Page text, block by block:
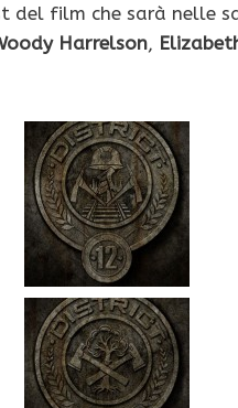
del film che sarà nelle
Harrelson,